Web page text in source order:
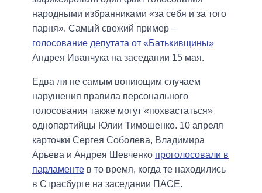
народными избранниками «за себя и за того
парня». Самый свежий пример –
голосование депутата от «Батькивщины»
Андрея Иванчука на заседании 15 мая.
Едва ли не самым вопиющим случаем
нарушения правила персонального
голосования также могут «похвастаться»
однопартийцы Юлии Тимошенко. 10 апреля
карточки Сергея Соболева, Владимира
Арьева и Андрея Шевченко проголосовали в
парламенте в то время, когда те находились
в Страсбурге на заседании ПАСЕ.